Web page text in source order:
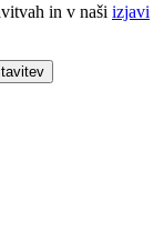
in v naši izjavi